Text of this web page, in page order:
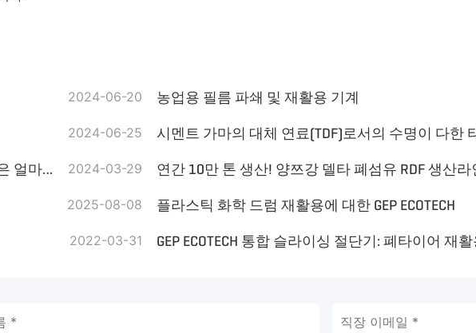
2024-06-20 농업용 필름 파쇄 및 재활용 기계
2024-06-25 시멘트 가마의 대체 연료(TDF)로서의 수명이 다한
타이어 분쇄기의 종류는 무엇입니까? 고려해야 할 평균 가격은 얼마입니까? 2024-03-29
2025-08-08 플라스틱 화학 드럼 재활용에 대한 GEP ECOTECH
2022-03-31